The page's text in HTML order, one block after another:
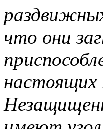
что они
настоящих